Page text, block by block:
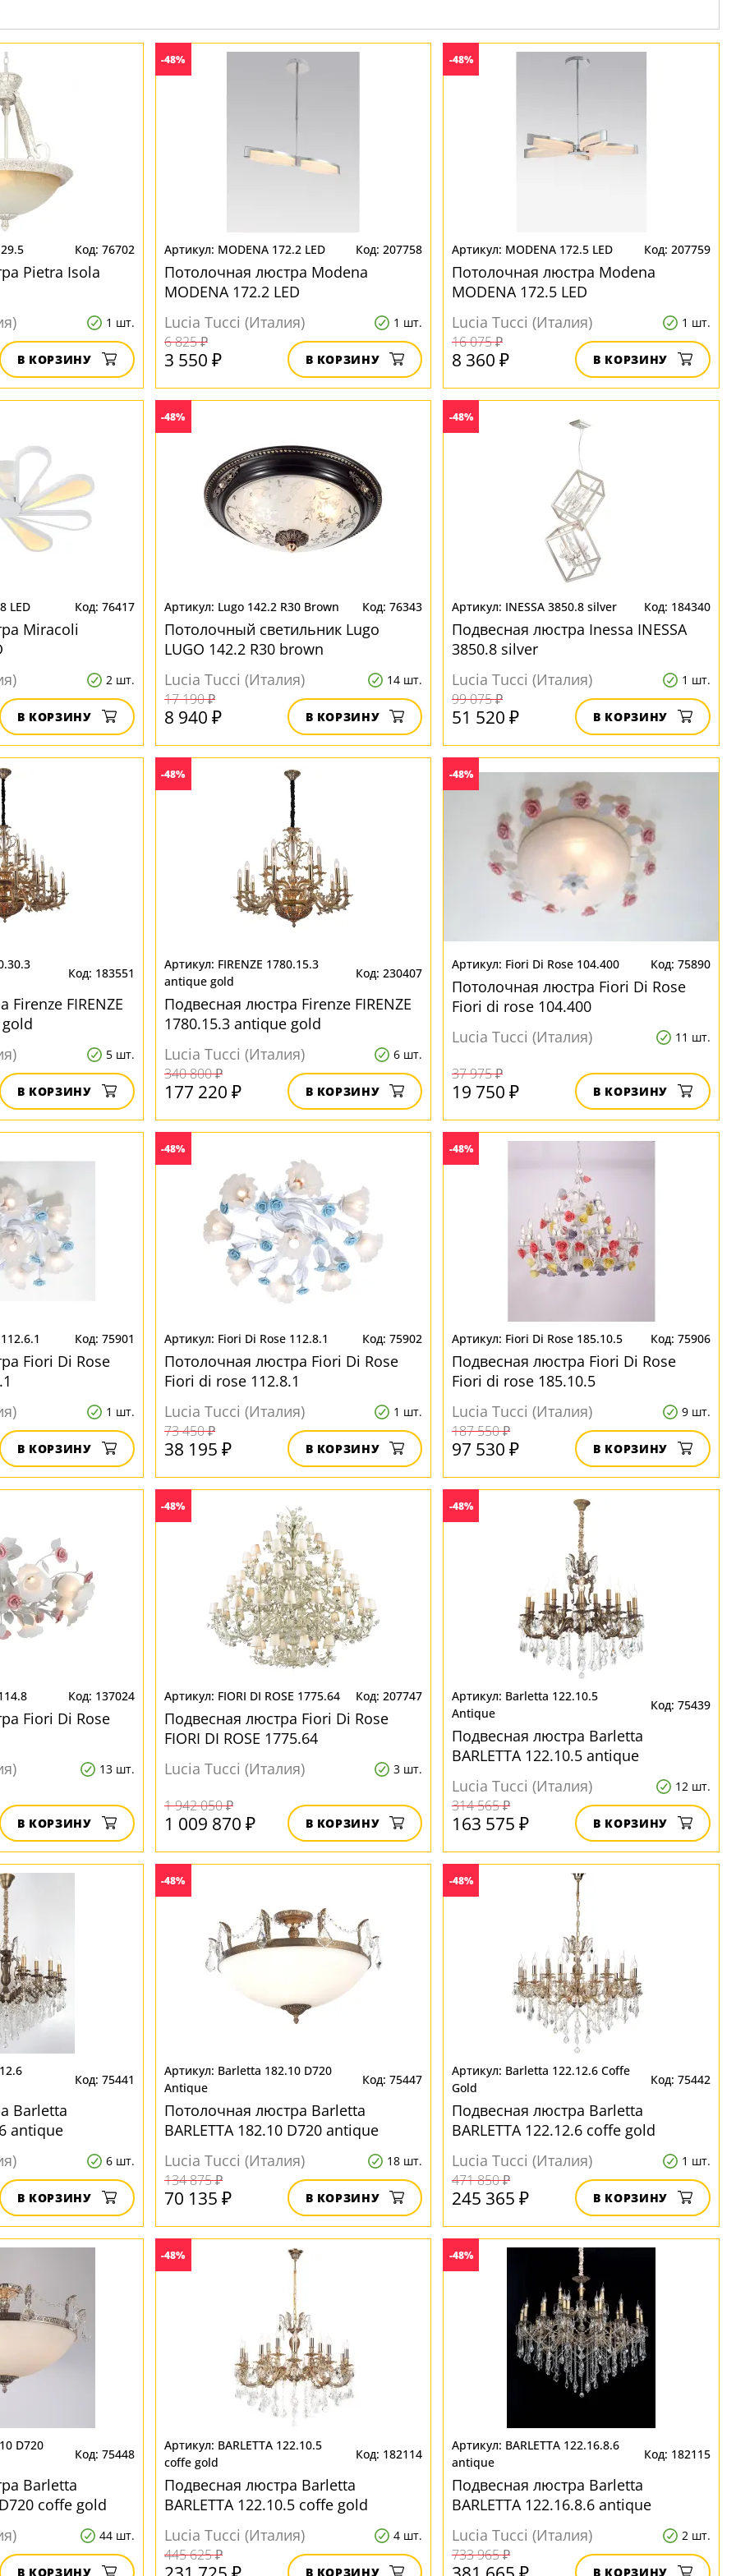
Хром
Черные
76702
Pietra Isola
1 шт.
В КОРЗИНУ
-48%
MODENA 172.2 LED 207758
Потолочная люстра Modena
MODENA 172.2 LED
Lucia Tucci (Италия)
1 шт.
6 825 ₽
3 550 ₽ В КОРЗИНУ
-48%
MODENA 172.5 LED 207759
Потолочная люстра Modena
MODENA 172.5 LED
Lucia Tucci (Италия)
1 шт.
16 075 ₽
8 360 ₽ В КОРЗИНУ
LED 76417
Miracoli
2 шт.
В КОРЗИНУ
-48%
Lugo 142.2 R30 Brown 76343
Потолочный светильник Lugo
LUGO 142.2 R30 brown
Lucia Tucci (Италия)
14 шт.
17 190 ₽
8 940 ₽ В КОРЗИНУ
-48%
INESSA 3850.8 silver 184340
Подвесная люстра Inessa INESSA
3850.8 silver
Lucia Tucci (Италия)
1 шт.
99 075 ₽
51 520 ₽ В КОРЗИНУ
183551
Firenze FIRENZE
5 шт.
В КОРЗИНУ
-48%
FIRENZE 1780.15.3
antique gold
230407
Подвесная люстра Firenze FIRENZE
1780.15.3 antique gold
Lucia Tucci (Италия)
6 шт.
340 800 ₽
177 220 ₽ В КОРЗИНУ
-48%
Fiori Di Rose 104.400 75890
Потолочная люстра Fiori Di Rose
Fiori di rose 104.400
Lucia Tucci (Италия)
11 шт.
37 975 ₽
19 750 ₽ В КОРЗИНУ
75901
Fiori Di Rose
1 шт.
В КОРЗИНУ
-48%
Fiori Di Rose 112.8.1 75902
Потолочная люстра Fiori Di Rose
Fiori di rose 112.8.1
Lucia Tucci (Италия)
1 шт.
73 450 ₽
38 195 ₽ В КОРЗИНУ
-48%
Fiori Di Rose 185.10.5 75906
Подвесная люстра Fiori Di Rose
Fiori di rose 185.10.5
Lucia Tucci (Италия)
9 шт.
187 550 ₽
97 530 ₽ В КОРЗИНУ
137024
Fiori Di Rose
13 шт.
В КОРЗИНУ
-48%
FIORI DI ROSE 1775.64 207747
Подвесная люстра Fiori Di Rose
FIORI DI ROSE 1775.64
Lucia Tucci (Италия)
3 шт.
1 942 050 ₽
1 009 870 ₽ В КОРЗИНУ
-48%
Barletta 122.10.5
Antique
75439
Подвесная люстра Barletta
BARLETTA 122.10.5 antique
Lucia Tucci (Италия)
12 шт.
314 565 ₽
163 575 ₽ В КОРЗИНУ
75441
Barletta
antique
6 шт.
В КОРЗИНУ
-48%
Barletta 182.10 D720
Antique
75447
Потолочная люстра Barletta
BARLETTA 182.10 D720 antique
Lucia Tucci (Италия)
18 шт.
134 875 ₽
70 135 ₽ В КОРЗИНУ
-48%
Barletta 122.12.6 Coffe
Gold
75442
Подвесная люстра Barletta
BARLETTA 122.12.6 coffe gold
Lucia Tucci (Италия)
1 шт.
471 850 ₽
245 365 ₽ В КОРЗИНУ
D720
75448
Barletta
coffe gold
44 шт.
В КОРЗИНУ
-48%
BARLETTA 122.10.5
coffe gold
182114
Подвесная люстра Barletta
BARLETTA 122.10.5 coffe gold
Lucia Tucci (Италия)
4 шт.
445 625 ₽
В КОРЗИНУ
-48%
BARLETTA 122.16.8.6
antique
182115
Подвесная люстра Barletta
BARLETTA 122.16.8.6 antique
Lucia Tucci (Италия)
2 шт.
733 965 ₽
В КОРЗИНУ